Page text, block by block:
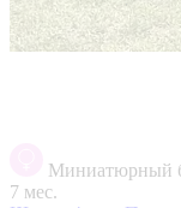
Миниатюрный
7 мес.